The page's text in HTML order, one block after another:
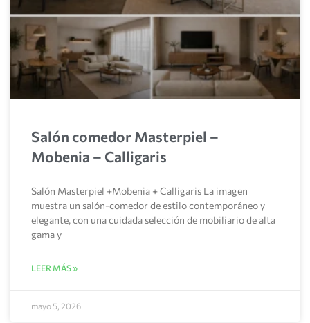
Salón comedor Masterpiel –
Mobenia – Calligaris
Salón Masterpiel +Mobenia + Calligaris La imagen
muestra un salón-comedor de estilo contemporáneo y
elegante, con una cuidada selección de mobiliario de alta
gama y
LEER MÁS »
mayo 5, 2026